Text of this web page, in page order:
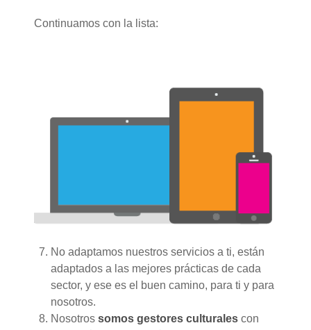
Continuamos con la lista:
No adaptamos nuestros servicios a ti, están
adaptados a las mejores prácticas de cada
sector, y ese es el buen camino, para ti y para
nosotros.
Nosotros somos gestores culturales con